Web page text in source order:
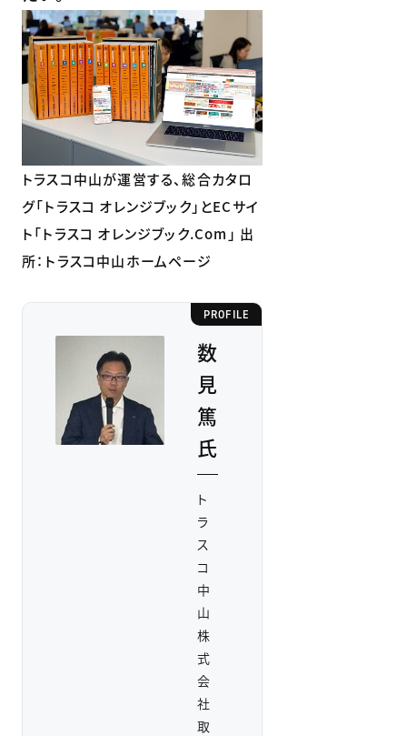
トラスコ中山が運営する、総合カタロ
グ「トラスコ オレンジブック」とECサイ
ト「トラスコ オレンジブック.Com」 出
所：トラスコ中山ホームページ
PROFILE
数
見
篤
氏
ト
ラ
ス
コ
中
山
株
式
会
社
取